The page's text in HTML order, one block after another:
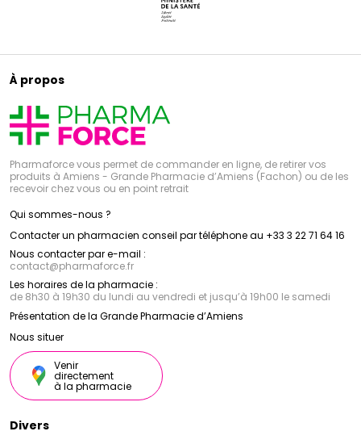
À propos
Pharmaforce vous permet de commander en ligne, de retirer vos
produits à Amiens - Grande Pharmacie d’Amiens (Fachon) ou de les
recevoir chez vous ou en point retrait
Qui sommes-nous ?
Contacter un pharmacien conseil par téléphone au +33 3 22 71 64 16
Nous contacter par e-mail :
contact@pharmaforce.fr
Les horaires de la pharmacie :
de 8h30 à 19h30 du lundi au vendredi et jusqu’à 19h00 le samedi
Présentation de la Grande Pharmacie d’Amiens
Nous situer
Venir
directement
à la pharmacie
Divers